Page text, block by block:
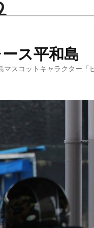
ス平和島
マスコットキャラクター「